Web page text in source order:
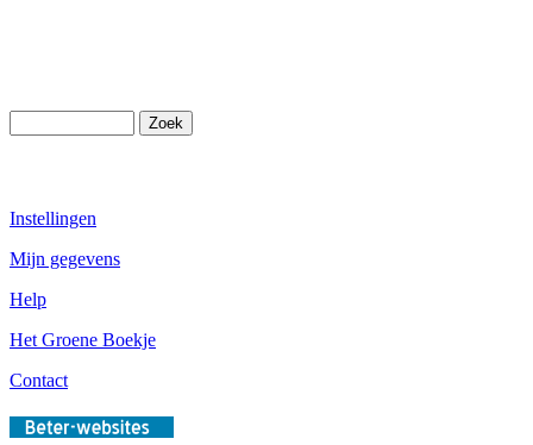
Instellingen
Mijn gegevens
Help
Het Groene Boekje
Contact